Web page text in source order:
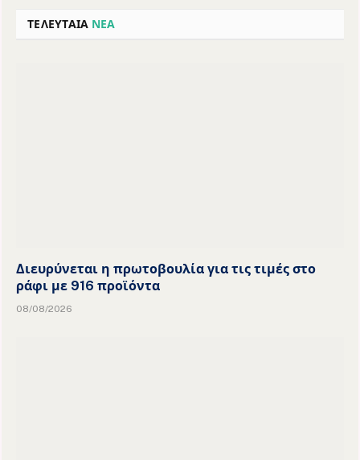
ΤΕΛΕΥΤΑΙΑ ΝΕΑ
Διευρύνεται η πρωτοβουλία για τις τιμές στο
ράφι με 916 προϊόντα
08/08/2026